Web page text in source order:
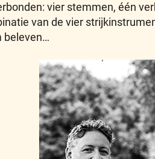
vier stemmen, één
van de vier
beleven…